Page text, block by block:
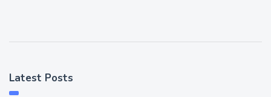
Latest Posts